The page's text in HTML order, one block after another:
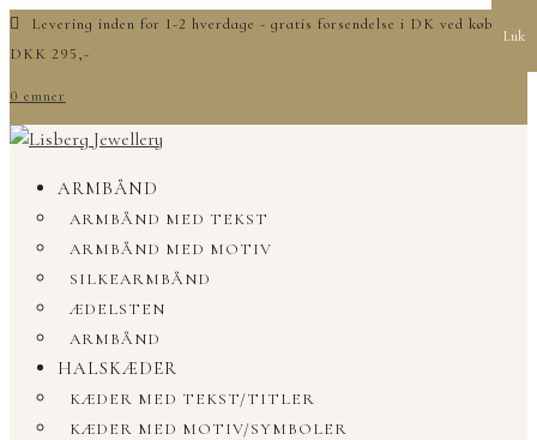
Levering inden for 1-2 hverdage - gratis forsendelse i DK ved køb over
DKK 295,-
0 emner
ARMBÅND
ARMBÅND MED TEKST
ARMBÅND MED MOTIV
SILKEARMBÅND
ÆDELSTEN
ARMBÅND
HALSKÆDER
KÆDER MED TEKST/TITLER
KÆDER MED MOTIV/SYMBOLER
Luk